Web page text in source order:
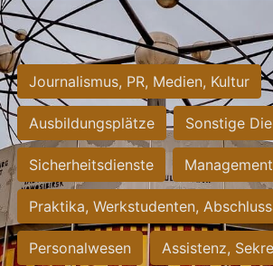
Journalismus, PR, Medien, Kultur
Ausbildungsplätze Sonstige
Sicherheitsdienste
Praktika, Werkstudenten,
Personalwesen Assistenz,